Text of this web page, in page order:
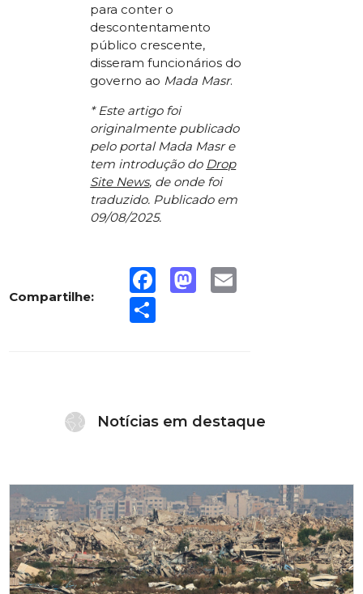
para conter o
descontentamento
público crescente,
disseram funcionários do
governo ao Mada Masr.
* Este artigo foi
originalmente publicado
pelo portal Mada Masr e
tem introdução do Drop
Site News, de onde foi
traduzido. Publicado em
09/08/2025.
Compartilhe:
Facebook
Mastodon
Notícias em destaque